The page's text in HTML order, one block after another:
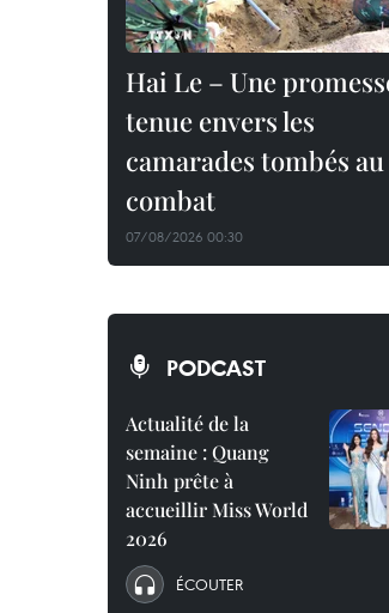
Hai Le – Une
tenue envers les
camarades tombés au
combat
07/08/2026 00:30
PODCAST
Actualité de la
semaine : Quang
Ninh prête à
accueillir Miss World
2026
ÉCOUTER